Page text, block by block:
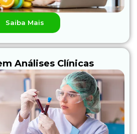
Saiba Mais
Análises Clínicas